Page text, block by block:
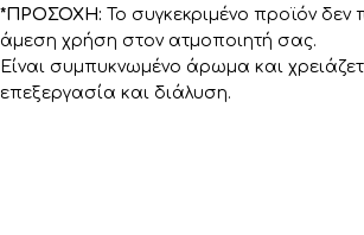
*ΠΡΟΣΟΧΗ: Το συγκεκριμένο προϊόν δεν
άμεση χρήση στον ατμοποιητή σας.
Είναι συμπυκνωμένο άρωμα και
επεξεργασία και διάλυση.